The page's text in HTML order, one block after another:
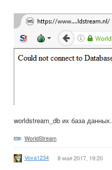
worldstream_db их база данных.
WorldStream
Vova1234 8 мая 2017, 19:20